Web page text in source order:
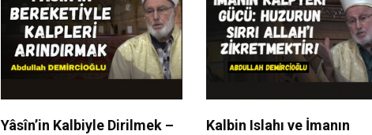
Yâsîn’in Kalbiyle Dirilmek –
Kalbin Islahı ve İmanın